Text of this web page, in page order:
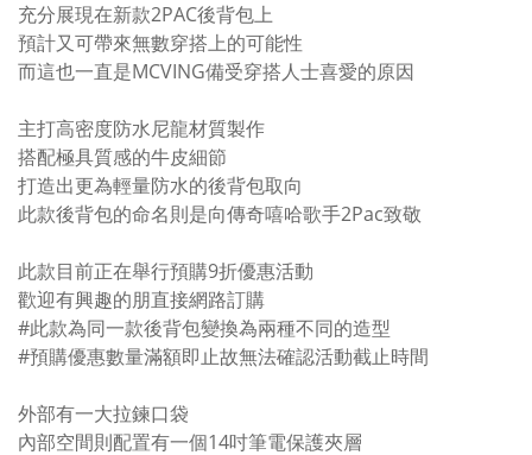
充分展現在新款2PAC後背包上
預計又可帶來無數穿搭上的可能性
而這也一直是MCVING備受穿搭人士喜愛的原因
主打高密度防水尼龍材質製作
搭配極具質感的牛皮細節
打造出更為輕量防水的後背包取向
此款後背包的命名則是向傳奇嘻哈歌手2Pac致敬
此款目前正在舉行預購9折優惠活動
歡迎有興趣的朋直接網路訂購
#此款為同一款後背包變換為兩種不同的造型
#預購優惠數量滿額即止故無法確認活動截止時間
外部有一大拉鍊口袋
內部空間則配置有一個14吋筆電保護夾層